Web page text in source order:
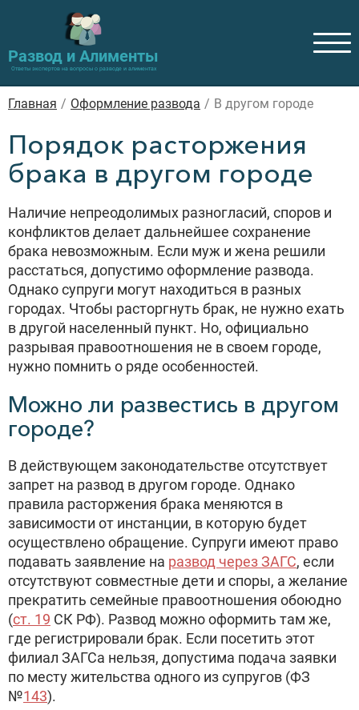
Развод и Алименты
Ответы экспертов на вопросы о разводе и алиментах
Главная / Оформление развода / В другом городе
Порядок расторжения
брака в другом городе
Наличие непреодолимых разногласий, споров и
конфликтов делает дальнейшее сохранение
брака невозможным. Если муж и жена решили
расстаться, допустимо оформление развода.
Однако супруги могут находиться в разных
городах. Чтобы расторгнуть брак, не нужно ехать
в другой населенный пункт. Но, официально
разрывая правоотношения не в своем городе,
нужно помнить о ряде особенностей.
Можно ли развестись в другом
городе?
В действующем законодательстве отсутствует
запрет на развод в другом городе. Однако
правила расторжения брака меняются в
зависимости от инстанции, в которую будет
осуществлено обращение. Супруги имеют право
подавать заявление на развод через ЗАГС, если
отсутствуют совместные дети и споры, а желание
прекратить семейные правоотношения обоюдно
(ст. 19 СК РФ). Развод можно оформить там же,
где регистрировали брак. Если посетить этот
филиал ЗАГСа нельзя, допустима подача заявки
по месту жительства одного из супругов (ФЗ
№143).